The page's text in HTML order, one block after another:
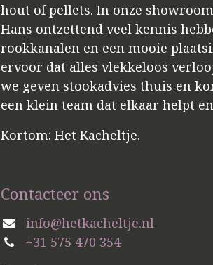
hout of pellets. In onze
Hans ontzettend veel kennis
rookkanalen en een mooie
ervoor dat alles vlekkeloos
we geven stookadvies thuis en
een klein team dat elkaar helpt
Kortom: Het Kacheltje.
Contacteer ons
info@hetkacheltje.nl
+31 575 470 354